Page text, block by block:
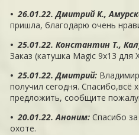
• 26.01.22. Дмитрий К.,
пришла, благодарю очень
• 25.01.22. Константин Т.,
Заказ (катушка Magic 9x13 для
• 25.01.22. Дмитрий:
получил сегодня. Спасибо,всё
предложить, сообщите
• 20.01.22. Аноним:Спасибо
охоте.